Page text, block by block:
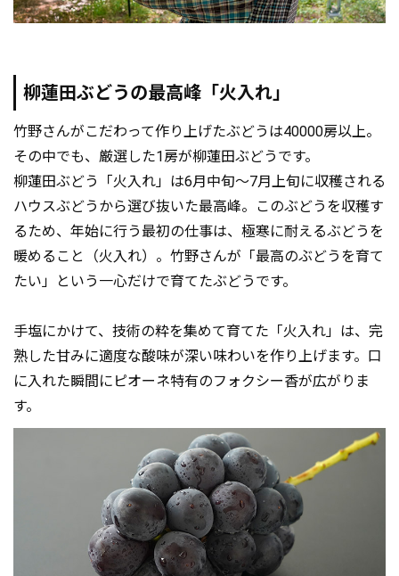
柳蓮田ぶどうの最高峰「火入れ」
竹野さんがこだわって作り上げたぶどうは40000房以上。
その中でも、厳選した1房が柳蓮田ぶどうです。
柳蓮田ぶどう「火入れ」は6月中旬～7月上旬に収穫される
ハウスぶどうから選び抜いた最高峰。このぶどうを収穫す
るため、年始に行う最初の仕事は、極寒に耐えるぶどうを
暖めること（火入れ）。竹野さんが「最高のぶどうを育て
たい」という一心だけで育てたぶどうです。
手塩にかけて、技術の粋を集めて育てた「火入れ」は、完
熟した甘みに適度な酸味が深い味わいを作り上げます。口
に入れた瞬間にピオーネ特有のフォクシー香が広がりま
す。